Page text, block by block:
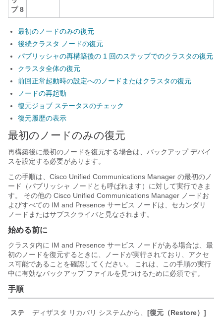
プ 8
最初のノードのみの復元
後続クラスタ ノードの復元
パブリッシャの再構築後の 1 回のステップでのクラスタの復元
クラスタ全体の復元
前回正常起動時の設定へのノードまたはクラスタの復元
ノードの再起動
復元ジョブ ステータスのチェック
復元履歴の表示
最初のノードのみの復元
再構築後に最初のノードを復元する場合は、バックアップ デバイ
スを設定する必要があります。
この手順は、 Cisco Unified Communications Manager の最初のノ
ード（パブリッシャ ノードとも呼ばれます）に対して実行できま
す。 その他の Cisco Unified Communications Manager ノードお
よびすべての IM and Presence サービス
ノードは、セカンダリ
ノードまたはサブスクライバと見なされます。
始める前に
クラスタ内に IM and Presence サービス ノードがある場合は、最
初のノードを復元するときに、ノードが実行されており、アクセ
ス可能であることを確認してください。 これは、この手順の実行
中に有効なバックアップ ファイルを見つけるために必須です。
手順
ステ
ディザスタ リカバリ システムから、 [復元（Restore）]